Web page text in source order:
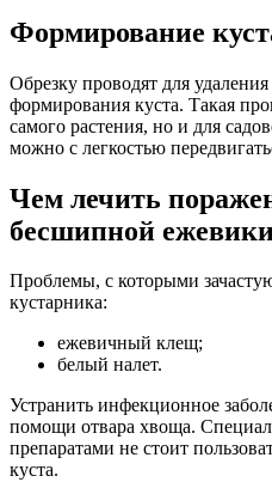
Формирование
Обрезку проводят для
формирования куста. Такая
самого растения, но и для
можно с легкостью
Чем лечить
бесшипной
Проблемы, с которыми
кустарника:
ежевичный клещ;
белый налет.
Устранить инфекционное
помощи отвара хвоща.
препаратами не стоит
куста.